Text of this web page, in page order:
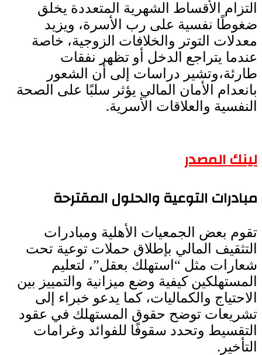
التزام الأقساط الشهرية المتعددة يخلق
ضغوطًا نفسية على رب الأسرة، ويزيد
معدلات التوتر والخلافات الزوجية، خاصة
عندما يتراجع الدخل أو تظهر نفقات
طارئة،وتشير دراسات إلى أن الشعور
بانعدام الأمان المالي يؤثر سلبًا على الصحة
النفسية والعلاقات الأسرية.
لينك المصدر
مبادرات التوعية والحلول المقترحة
تقوم بعض الجمعيات الأهلية ومبادرات
التثقيف المالي بإطلاق حملات توعية تحت
شعارات مثل “استهلك بعقل”، لتعليم
المستهلكين كيفية وضع ميزانية والتمييز بين
الاحتياج والكماليات، كما يدعو خبراء إلى
تشريعات توضح حقوق المستهلك في عقود
التقسيط وتحدد سقوفًا للفوائد وغرامات
التأخير.